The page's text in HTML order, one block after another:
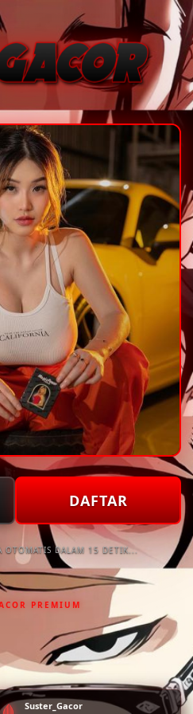
🩸 Suster_Gacor
WD Rp19.250.000
DAFTAR
OTOMATIS DALAM 15 DETIK...
PREMIUM